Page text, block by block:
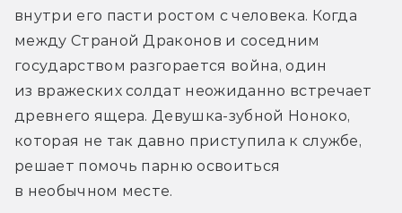
внутри его пасти ростом с человека. Когда
между Страной Драконов и соседним
государством разгорается война, один
из вражеских солдат неожиданно встречает
древнего ящера. Девушка-зубной Ноноко,
которая не так давно приступила к службе,
решает помочь парню освоиться
в необычном месте.